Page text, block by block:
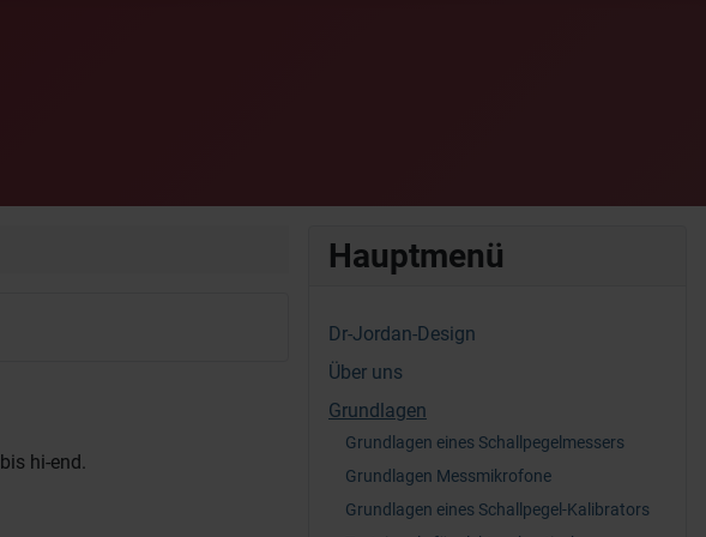
hi-end.
Hauptmenü
Dr-Jordan-Design
Über uns
Grundlagen
Grundlagen eines Schallpegelmessers
Grundlagen Messmikrofone
Grundlagen eines Schallpegel-Kalibrators